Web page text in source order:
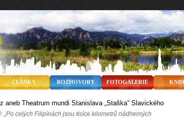
ČLÁNKY ROZHOVORY FOTOGALERIE
„Po celých Filipínách jsou tisíce kilometrů nádherných